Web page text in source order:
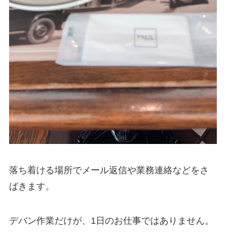
落ち着ける場所でメール返信や業務連絡などをさ
ばきます。
デバン作業だけが、1日のお仕事ではありません。